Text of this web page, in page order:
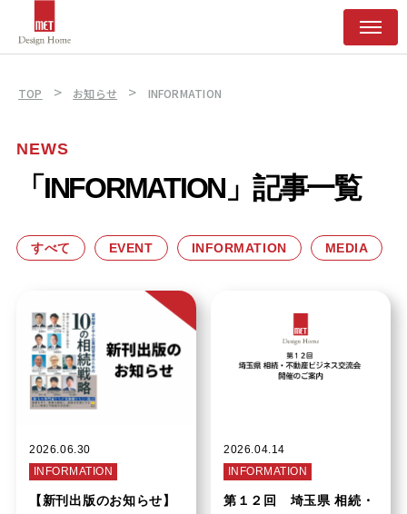
TOP > お知らせ > INFORMATION
NEWS
「INFORMATION」記事一覧
すべて EVENT INFORMATION MEDIA
2026.06.30
INFORMATION
【新刊出版のお知らせ】
2026.04.14
INFORMATION
第１２回 埼玉県 相続・